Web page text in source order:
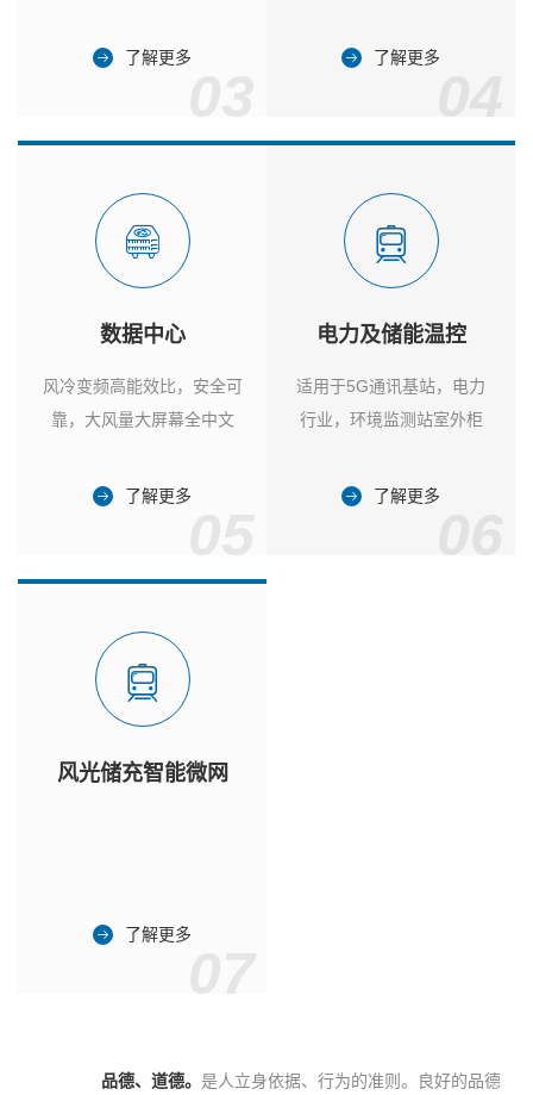
了解更多 了解更多
数据中心
风冷变频高能效比，安全可
靠，大风量大屏幕全中文
了解更多
电力及储能温控
适用于5G通讯基站，电力
行业，环境监测站室外柜
了解更多
风光储充智能微网
了解更多
品德、道德。 是人立身依据、行为的准则。良好的品德